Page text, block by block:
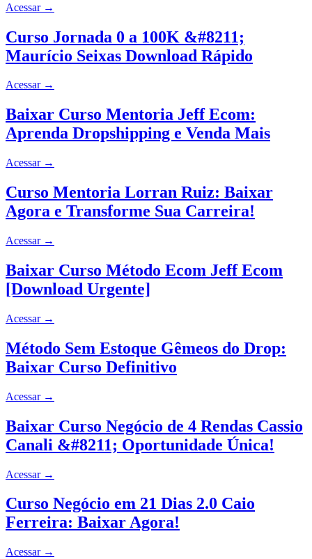
Acessar →
Curso Jornada 0 a 100K &#8211;
Maurício Seixas Download Rápido
Acessar →
Baixar Curso Mentoria Jeff Ecom:
Aprenda Dropshipping e Venda Mais
Acessar →
Curso Mentoria Lorran Ruiz: Baixar
Agora e Transforme Sua Carreira!
Acessar →
Baixar Curso Método Ecom Jeff Ecom
[Download Urgente]
Acessar →
Método Sem Estoque Gêmeos do Drop:
Baixar Curso Definitivo
Acessar →
Baixar Curso Negócio de 4 Rendas Cassio
Canali &#8211; Oportunidade Única!
Acessar →
Curso Negócio em 21 Dias 2.0 Caio
Ferreira: Baixar Agora!
Acessar →